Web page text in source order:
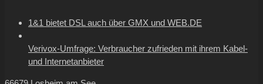
1&1 bietet DSL auch über GMX und WEB.DE
Verivox-Umfrage: Verbraucher zufrieden mit ihrem Kabel-
und Internetanbieter